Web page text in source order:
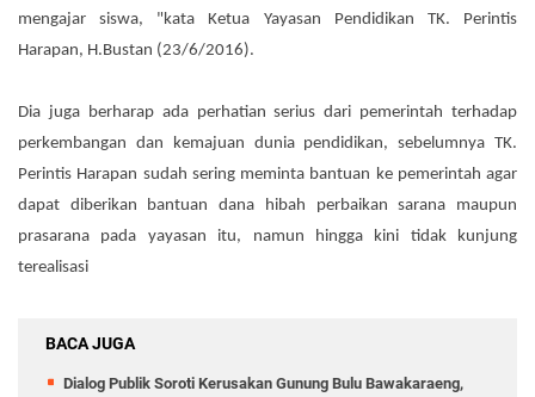
mengajar siswa, "kata Ketua Yayasan Pendidikan TK. Perintis
Harapan, H.Bustan (23/6/2016).
Dia juga berharap ada perhatian serius dari pemerintah terhadap
perkembangan dan kemajuan dunia pendidikan, sebelumnya TK.
Perintis Harapan sudah sering meminta bantuan ke pemerintah agar
dapat diberikan bantuan dana hibah perbaikan sarana maupun
prasarana pada yayasan itu, namun hingga kini tidak kunjung
terealisasi
BACA JUGA
Dialog Publik Soroti Kerusakan Gunung Bulu Bawakaraeng,